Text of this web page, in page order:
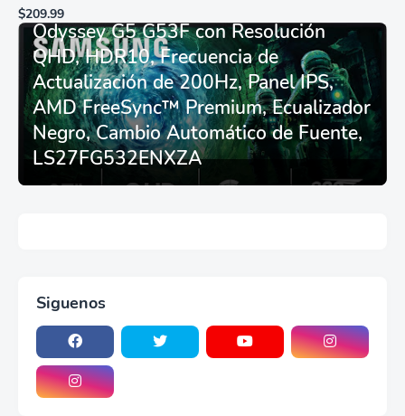
de carreras plegable y
asiento - Logitech
G29/920/923/27/25,
Thrustmaster
T248/X/T300RS/T150/458/TX
$209.99
Monitor Gamer SAMSUNG 27”
Odyssey G5 G53F con Resolución
QHD, HDR10, Frecuencia de
Actualización de 200Hz, Panel IPS,
AMD FreeSync™ Premium, Ecualizador
Negro, Cambio Automático de Fuente,
LS27FG532ENXZA
Siguenos